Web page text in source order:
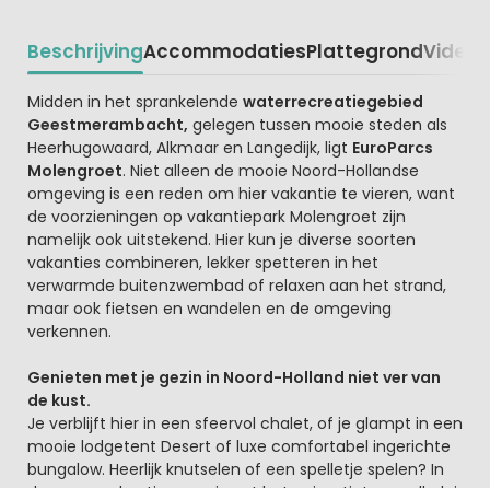
BeschrijvingAccommodatiesPlattegrondVideo
Beschrijving
Midden in het sprankelende waterrecreatiegebied
Geestmerambacht, gelegen tussen mooie steden als
Heerhugowaard, Alkmaar en Langedijk, ligt EuroParcs
Molengroet. Niet alleen de mooie Noord-Hollandse
omgeving is een reden om hier vakantie te vieren, want
de voorzieningen op vakantiepark Molengroet zijn
namelijk ook uitstekend. Hier kun je diverse soorten
vakanties combineren, lekker spetteren in het
verwarmde buitenzwembad of relaxen aan het strand,
maar ook fietsen en wandelen en de omgeving
verkennen.
Genieten met je gezin in Noord-Holland niet ver van
de kust.
Je verblijft hier in een sfeervol chalet, of je glampt in een
mooie lodgetent Desert of luxe comfortabel ingerichte
bungalow. Heerlijk knutselen of een spelletje spelen? In